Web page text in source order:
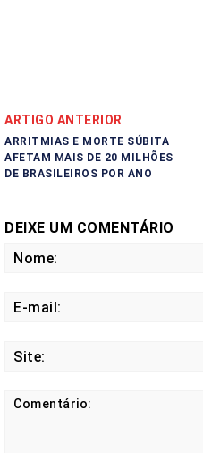
ARTIGO ANTERIOR
ARRITMIAS E MORTE SÚBITA
AFETAM MAIS DE 20 MILHÕES
DE BRASILEIROS POR ANO
DEIXE UM COMENTÁRIO